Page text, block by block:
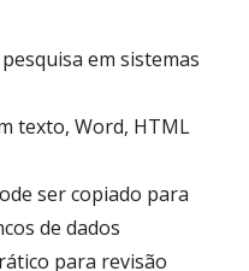
em sistemas
texto, Word, HTML
ser copiado para
de dados
para revisão